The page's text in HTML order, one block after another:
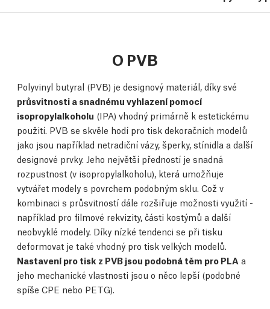
O PVB
Polyvinyl butyral (PVB) je designový materiál, díky své
průsvitnosti a snadnému vyhlazení pomocí
isopropylalkoholu (IPA) vhodný primárně k estetickému
použití. PVB se skvěle hodí pro tisk dekoračních modelů
jako jsou například netradiční vázy, šperky, stínidla a další
designové prvky. Jeho největší předností je snadná
rozpustnost (v isopropylalkoholu), která umožňuje
vytvářet modely s povrchem podobným sklu. Což v
kombinaci s průsvitností dále rozšiřuje možnosti využití -
například pro filmové rekvizity, části kostýmů a další
neobvyklé modely. Díky nízké tendenci se při tisku
deformovat je také vhodný pro tisk velkých modelů.
Nastavení pro tisk z PVB jsou podobná těm pro PLA a
jeho mechanické vlastnosti jsou o něco lepší (podobné
spíše CPE nebo PETG).